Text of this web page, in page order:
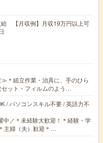
【月収例】月収19万円以上可
＊組立作業・治具に、手のひら
ット・フィルムのよう…
/ パソコンスキル不要 / 英語力不
中／＊未経験大歓迎！＊経験・学
主婦（夫）歓迎＊…